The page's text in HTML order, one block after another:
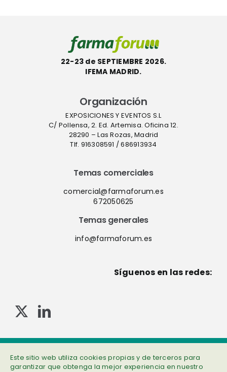
22-23 de SEPTIEMBRE 2026.
IFEMA MADRID.
Organización
EXPOSICIONES Y EVENTOS S.L
C/ Pollensa, 2. Ed. Artemisa. Oficina 12.
28290 – Las Rozas, Madrid
Tlf. 916308591 / 686913934
Temas comerciales
comercial@farmaforum.es
672050625
Temas generales
info@farmaforum.es
Síguenos en las redes:
Este sitio web utiliza cookies propias y de terceros para
garantizar que obtenga la mejor experiencia en nuestro
© Copyright 2013-2023 . Todos los derechos reservados
Política de privacidad|Cookies|Aviso legal| Información adicional